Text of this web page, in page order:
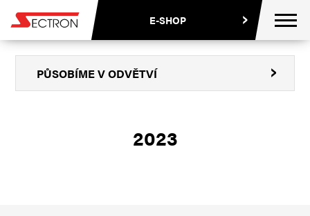
PŮSOBÍMEV ODVĚTVÍ
2023
E-SHOP
CZ EN PL